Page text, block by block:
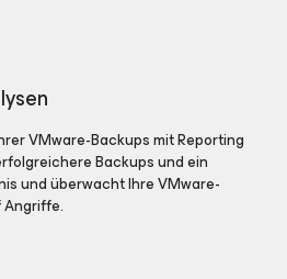
VMware-Backups mit Reporting
Backups und ein
und überwacht Ihre VMware-